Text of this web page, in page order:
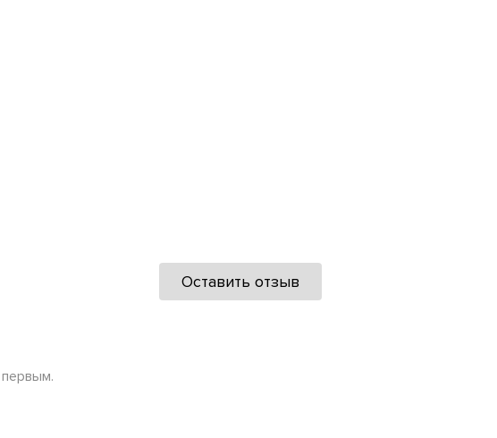
Оставить отзыв